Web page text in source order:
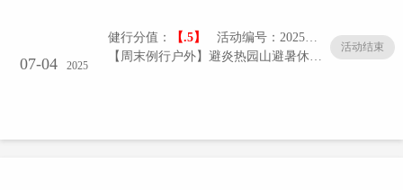
07-04 2025
健行分值： 【.5】
活动编号：20250704-01/005
【周末例行户外】避炎热园山避暑休闲（2501期）
活动结束